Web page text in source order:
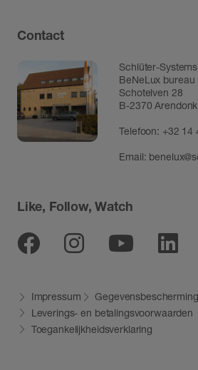
Contact
Schlüter-
BeNeLux bureau
Schotelven 28
B-2370 Arendonk
Telefoon: +32 14
Email:
Like, Follow, Watch
Facebook
Instagram
Impressum
Gegevensbescherming
Leverings- en betalingsvoorwaarden
Toegankelijkheidsverklaring